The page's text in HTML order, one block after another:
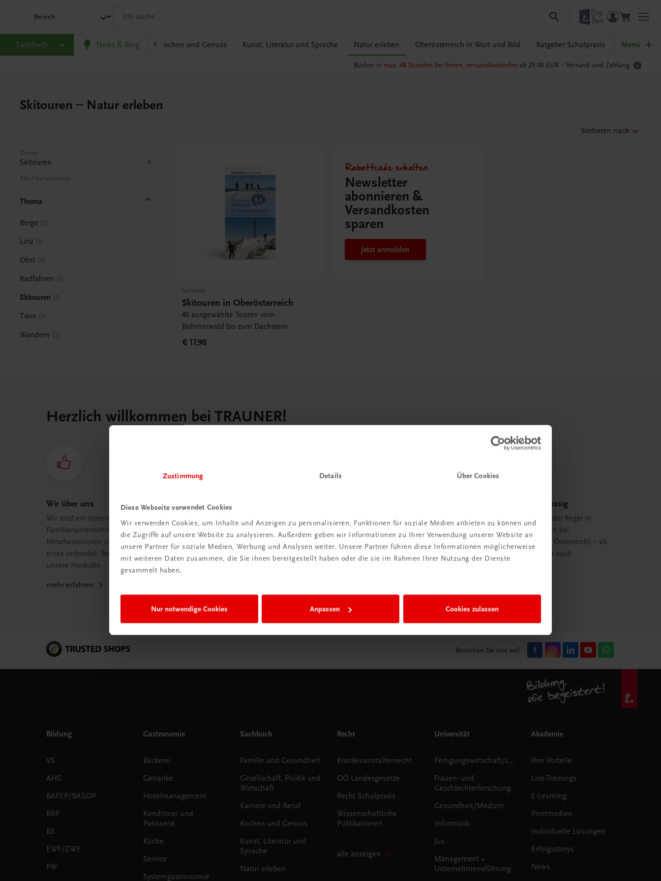
Zustimmung Details Über Cookies
Diese Webseite verwendet Cookies
Wir verwenden Cookies, um Inhalte und Anzeigen zu personalisieren, Funktionen für soziale Medien anbieten zu können und
die Zugriffe auf unsere Website zu analysieren. Außerdem geben wir Informationen zu Ihrer Verwendung unserer Website an
unsere Partner für soziale Medien, Werbung und Analysen weiter. Unsere Partner führen diese Informationen möglicherweise
mit weiteren Daten zusammen, die Sie ihnen bereitgestellt haben oder die sie im Rahmen Ihrer Nutzung der Dienste
gesammelt haben.
Nur notwendige Cookies Anpassen Cookies zulassen
Sachbuch News & Blog
und Wirtschaft Karriere und Beruf Kochen und Genuss Kunst, Literatur und Sprache Natur erleben Oberösterreich in Wort und Bild Ratgeber Schulpraxis Menü
Bücher in max. 48 Stunden bei Ihnen, versandkostenfrei ab 29,00 EUR – Versand und Zahlung
Skitouren – Natur erleben
Sortieren nach
Thema
Skitouren
Alle Filter entfernen
Thema
Berge 2
Linz 1
Obst 1
Radfahren 1
Skitouren 1
Tiere 1
Wandern 5
Sachbuch
Skitouren in Oberösterreich
40 ausgewählte Touren vom
Böhmerwald bis zum Dachstein
€ 17,90
Rabattcode erhalten
Newsletter
abonnieren &
Versandkosten
sparen
Jetzt anmelden
Herzlich willkommen bei TRAUNER!
Wir über uns
Wir sind ein österreichisches
Familienunternehmen mit 75
Mitarbeiterinnen und Mitarbeitern, die
eines verbindet: Begeisterung für
unsere Produkte.
mehr erfahren
TRAUNER Verlag + Buchservice GmbH
Köglstraße 14 | 4020 Linz
Österreich/Austria
Tel.:
+43 732 778241
buchservice@trauner.at
mehr erfahren
Schnell und zuverlässig
Ihre Bestellung ist in der Regel in
spätestens 48 Stunden bei
Ihnen (innerhalb von Österreich) – ab
29,00 EUR Bestellwert auch
Besuchen Sie uns auf:
Bildung
VS
AHS
BAFEP/BASOP
BRP
BS
EWF/ZWF
FW
Gastronomie
Bäckerei
Getränke
Hotelmanagement
Konditorei und
Patisserie
Küche
Service
Systemgastronomie
Sachbuch
Familie und Gesundheit
Gesellschaft, Politik und
Wirtschaft
Karriere und Beruf
Kochen und Genuss
Kunst, Literatur und
Sprache
Natur erleben
Recht
Krankenanstaltenrecht
OÖ Landesgesetze
Recht Schulpraxis
Wissenschaftliche
Publikationen
alle anzeigen
Universität
Fertigungswirtschaft/Logistik
Frauen- und
Geschlechterforschung
Gesundheit/Medizin
Informatik
Jus
Management +
Unternehmensführung
Akademie
Ihre Vorteile
Live-Trainings
E-Learning
Printmedien
Individuelle Lösungen
Erfolgsstorys
News